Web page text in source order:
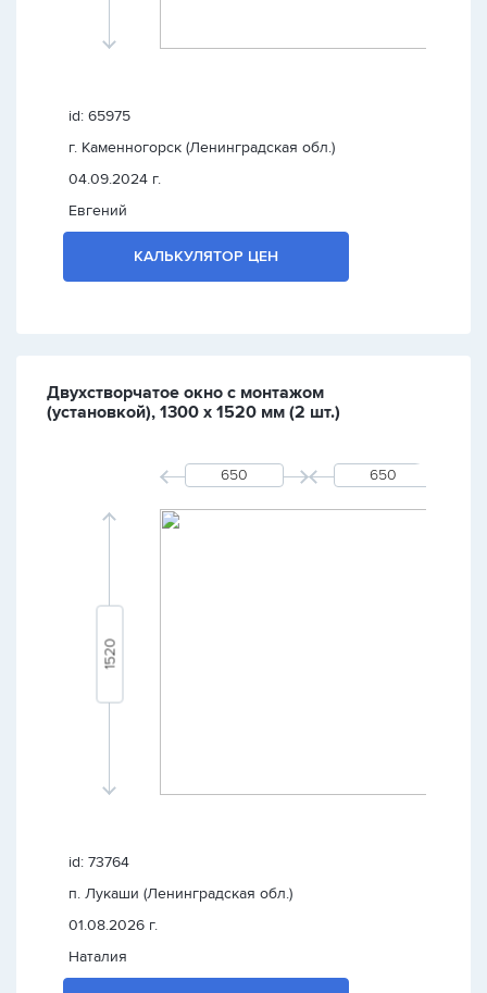
id: 65975
г. Каменногорск (Ленинградская обл.)
04.09.2024 г.
Евгений
КАЛЬКУЛЯТОР ЦЕН
Двухстворчатое окно с монтажом
(установкой), 1300 х 1520 мм (2 шт.)
id: 73764
п. Лукаши (Ленинградская обл.)
01.08.2026 г.
Наталия